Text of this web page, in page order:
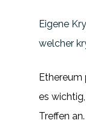
Eigene
welcher
Ethereum
es
Treffen